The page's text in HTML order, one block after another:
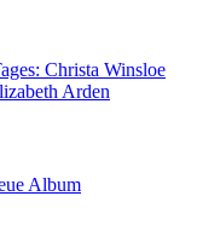
Christa Winsloe
Arden